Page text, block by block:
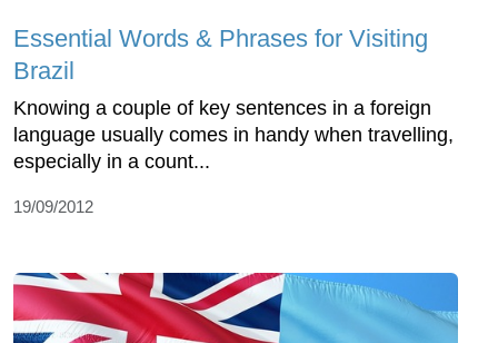
Essential Words & Phrases for Visiting
Brazil
Knowing a couple of key sentences in a foreign
language usually comes in handy when travelling,
especially in a count...
19/09/2012